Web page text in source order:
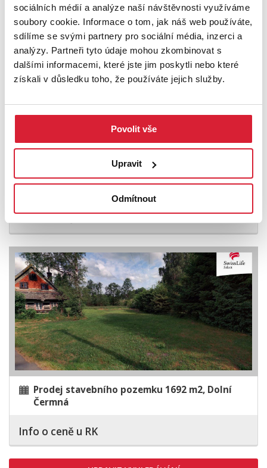
sociálních médií a analýze naší návštěvnosti využíváme
soubory cookie. Informace o tom, jak náš web používáte,
sdílíme se svými partnery pro sociální média, inzerci a
analýzy. Partneři tyto údaje mohou zkombinovat s
dalšími informacemi, které jste jim poskytli nebo které
získali v důsledku toho, že používáte jejich služby.
Povolit vše
Upravit
Odmítnout
Info o ceně u RK
Rezervace
Prodej stavebního pozemku 1097 m2
Info o ceně u RK
Prodej stavebního pozemku 1692 m2, Dolní
Čermná
Info o ceně u RK